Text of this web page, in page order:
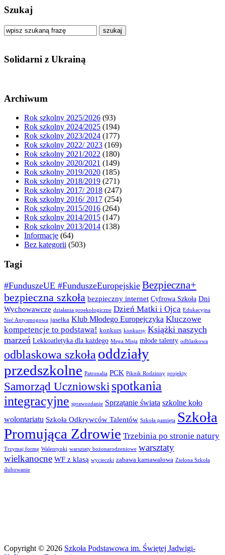
Szukaj
szukaj
Solidarni z Ukrainą
Archiwum
Rok szkolny 2025/2026 (93)
Rok szkolny 2024/2025 (194)
Rok szkolny 2023/2024 (177)
Rok szkolny 2022/ 2023 (169)
Rok szkolny 2021/2022 (180)
Rok szkolny 2020/2021 (149)
Rok szkolny 2019/2020 (185)
Rok szkolny 2018/2019 (271)
Rok szkolny 2017/ 2018 (247)
Rok szkolny 2016/ 2017 (254)
Rok szkolny 2015/2016 (264)
Rok szkolny 2014/2015 (147)
Rok szkolny 2013/2014 (138)
Informacje (64)
Bez kategorii (503)
Tagi
#FunduszeUE #FunduszeEuropejskie Bezpieczna+
bezpieczna szkoła bezpieczny internet Cyfrowa Szkoła Dni
Wychowawcze działania proekologiczne Dzień Matki i Ojca Edukacyjna
Sieć Antysmogowa jasełka Klub Młodego Europejczyka Kluczowe
kompetencje to podstawa! konkurs konkursy Książki naszych
marzeń Lekkoatletyka dla każdego Mega Misja młode talenty odblaskowa
odblaskowa szkoła oddziały
przedszkolne Patronalia PCK Piknik Rodzinny projekty
Samorząd Uczniowski spotkania
integracyjne sprawozdanie Sprzątanie świata szkolne koło
wolontariatu Szkoła Odkrywców Talentów Szkoła pamięta Szkoła
Promująca Zdrowie Trzebinia po stronie natury
Trzymaj formę Walentynki warsztaty bożonarodzeniowe warsztaty
wielkanocne WF z klasą wycieczki zabawa karnawałowa Zielona Szkoła
ślubowanie
Copyright © 2026 Szkoła Podstawowa im. Świętej Jadwigi-